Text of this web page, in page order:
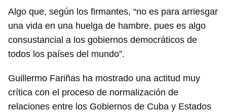
Algo que, según los firmantes, “no es para arriesgar
una vida en una huelga de hambre, pues es algo
consustancial a los gobiernos democráticos de
todos los países del mundo”.
Guillermo Fariñas ha mostrado una actitud muy
crítica con el proceso de normalización de
relaciones entre los Gobiernos de Cuba y Estados